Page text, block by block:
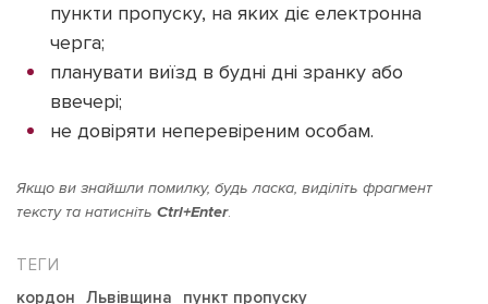
пункти пропуску, на яких діє електронна
черга;
планувати виїзд в будні дні зранку або
ввечері;
не довіряти неперевіреним особам.
Якщо ви знайшли помилку, будь ласка, виділіть фрагмент
тексту та натисніть Ctrl+Enter.
кордон Львівщина пункт пропуску